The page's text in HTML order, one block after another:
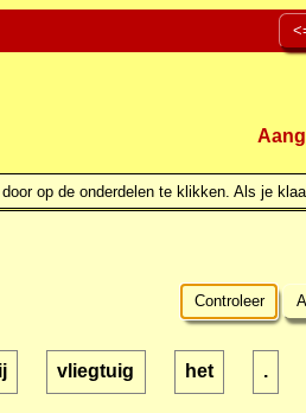
op de onderdelen te klikken. Als je
Controleer
vliegtuig het .